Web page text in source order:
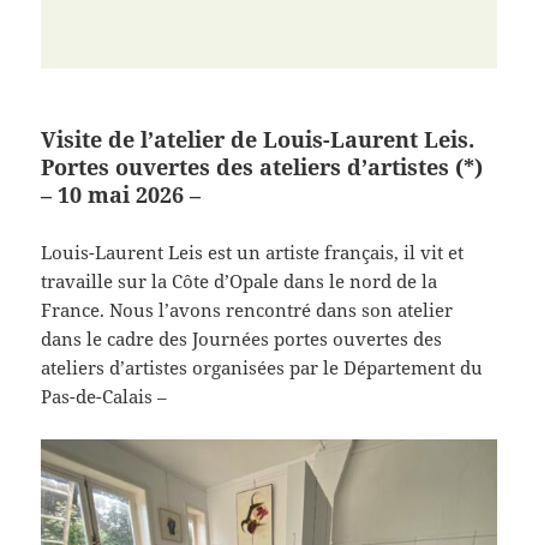
Visite de l’atelier de Louis-Laurent Leis.
Portes ouvertes des ateliers d’artistes (*)
– 10 mai 2026 –
Louis-Laurent Leis est un artiste français, il vit et
travaille sur la Côte d’Opale dans le nord de la
France. Nous l’avons rencontré dans son atelier
dans le cadre des Journées portes ouvertes des
ateliers d’artistes organisées par le Département du
Pas-de-Calais –